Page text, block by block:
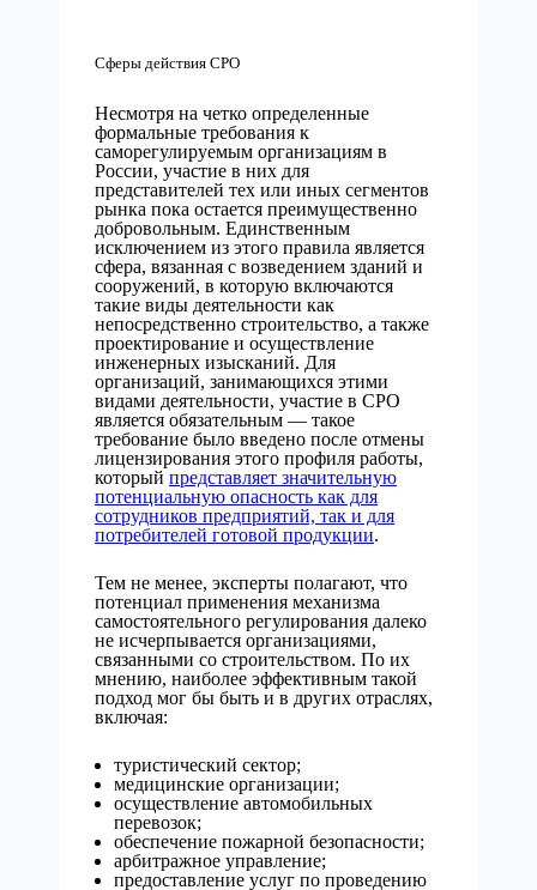
Сферы действия СРО
Несмотря на четко определенные
формальные требования к
саморегулируемым организациям в
России, участие в них для
представителей тех или иных сегментов
рынка пока остается преимущественно
добровольным. Единственным
исключением из этого правила является
сфера, вязанная с возведением зданий и
сооружений, в которую включаются
такие виды деятельности как
непосредственно строительство, а также
проектирование и осуществление
инженерных изысканий. Для
организаций, занимающихся этими
видами деятельности, участие в СРО
является обязательным — такое
требование было введено после отмены
лицензирования этого профиля работы,
который представляет значительную
потенциальную опасность как для
сотрудников предприятий, так и для
потребителей готовой продукции.
Тем не менее, эксперты полагают, что
потенциал применения механизма
самостоятельного регулирования далеко
не исчерпывается организациями,
связанными со строительством. По их
мнению, наиболее эффективным такой
подход мог бы быть и в других отраслях,
включая:
туристический сектор;
медицинские организации;
осуществление автомобильных
перевозок;
обеспечение пожарной безопасности;
арбитражное управление;
предоставление услуг по проведению